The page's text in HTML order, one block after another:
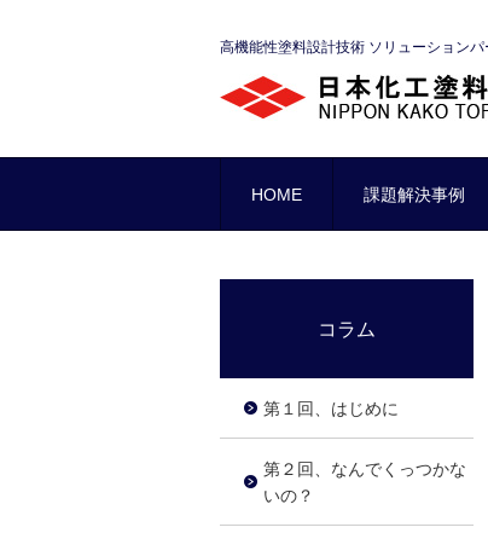
高機能性塗料設計技術 ソリューションパ
HOME 課題解決事例
コラム
第１回、はじめに
第２回、なんでくっつかな
いの？